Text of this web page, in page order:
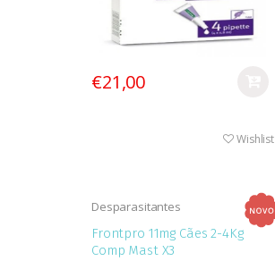
€21,00
Wishlist
Desparasitantes
Frontpro 11mg Cães 2-4Kg
Comp Mast X3